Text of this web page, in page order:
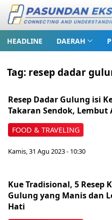
HEADLINE DAERAH
Tag: resep dadar
FOOD & TRAVELING
Resep Dadar Gulung isi
Takaran Sendok, Lembut
Kamis, 31 Agu 2023 - 10:30
Kue Tradisional, 5 Resep
Gulung yang Manis dan
Hati